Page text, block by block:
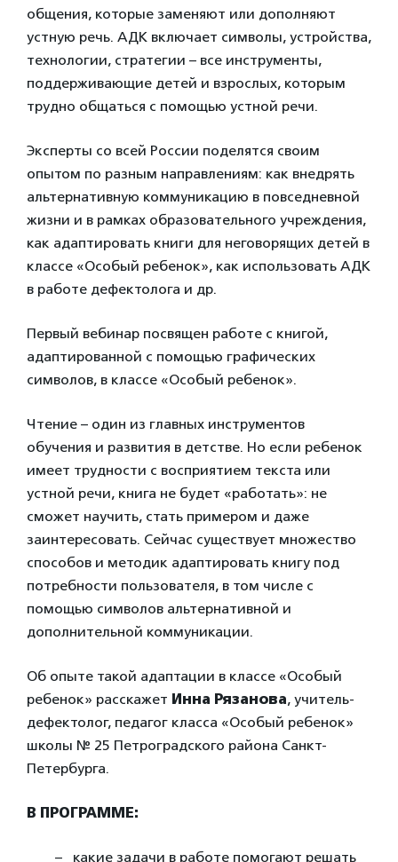
общения, которые заменяют или дополняют
устную речь. АДК включает символы, устройства,
технологии, стратегии – все инструменты,
поддерживающие детей и взрослых, которым
трудно общаться с помощью устной речи.
Эксперты со всей России поделятся своим
опытом по разным направлениям: как внедрять
альтернативную коммуникацию в повседневной
жизни и в рамках образовательного учреждения,
как адаптировать книги для неговорящих детей в
классе «Особый ребенок», как использовать АДК
в работе дефектолога и др.
Первый вебинар посвящен работе с книгой,
адаптированной с помощью графических
символов, в классе «Особый ребенок».
Чтение – один из главных инструментов
обучения и развития в детстве. Но если ребенок
имеет трудности с восприятием текста или
устной речи, книга не будет «работать»: не
сможет научить, стать примером и даже
заинтересовать. Сейчас существует множество
способов и методик адаптировать книгу под
потребности пользователя, в том числе с
помощью символов альтернативной и
дополнительной коммуникации.
Об опыте такой адаптации в классе «Особый
ребенок» расскажет Инна Рязанова, учитель-
дефектолог, педагог класса «Особый ребенок»
школы № 25 Петроградского района Санкт-
Петербурга.
В ПРОГРАММЕ:
какие задачи в работе помогают решать